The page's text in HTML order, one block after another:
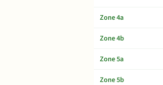
Zone 4a
Zone 4b
Zone 5a
Zone 5b